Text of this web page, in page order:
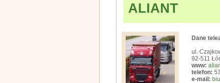
ALIANT
Dane
ul.
92-511
www:
telefon:
e-mail: